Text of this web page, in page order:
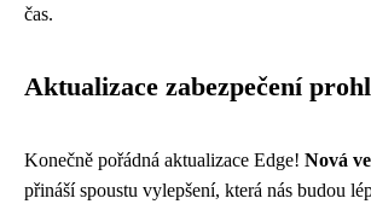
čas.
Aktualizace zabezpečení
Konečně pořádná aktualizace Edge! Nová
přináší spoustu vylepšení, která nás budou